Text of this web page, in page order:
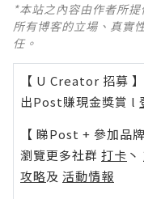
*本站之內容由作者所
所有博客的立場、真實
任。
【 U Creator 招募 】
出Post賺現金獎賞 l
【 睇Post + 參加品牌
瀏覽更多社群 打卡 丶
攻略及 活動情報